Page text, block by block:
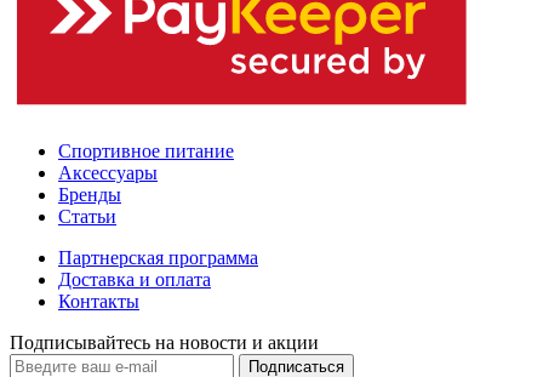
Спортивное питание
Аксессуары
Бренды
Статьи
Партнерская программа
Доставка и оплата
Контакты
Подписывайтесь на новости и акции
Подписаться